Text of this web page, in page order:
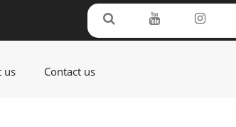
us(current)Contact us(current)